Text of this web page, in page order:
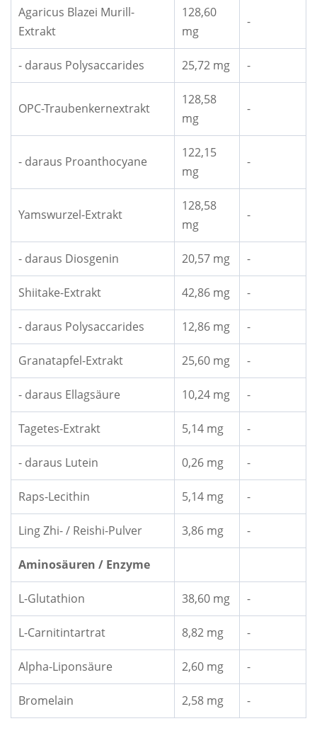
Agaricus Blazei Murill-
Extrakt
128,60
mg
-
- daraus Polysaccarides 25,72 mg -
OPC-Traubenkernextrakt
128,58
mg
-
- daraus Proanthocyane
122,15
mg
-
Yamswurzel-Extrakt
128,58
mg
-
- daraus Diosgenin 20,57 mg -
Shiitake-Extrakt 42,86 mg -
- daraus Polysaccarides 12,86 mg -
Granatapfel-Extrakt 25,60 mg -
- daraus Ellagsäure 10,24 mg -
Tagetes-Extrakt 5,14 mg -
- daraus Lutein 0,26 mg -
Raps-Lecithin 5,14 mg -
Ling Zhi- / Reishi-Pulver 3,86 mg -
Aminosäuren / Enzyme
L-Glutathion 38,60 mg -
L-Carnitintartrat 8,82 mg -
Alpha-Liponsäure 2,60 mg -
Bromelain 2,58 mg -